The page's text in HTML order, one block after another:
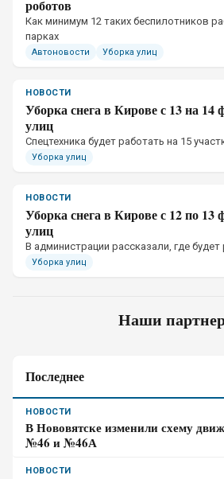
роботов
Как минимум 12 таких беспилотников
парках
Автоновости Уборка улиц
НОВОСТИ
Уборка снега в Кирове с 13 на 14
улиц
Спецтехника будет работать на 15
Уборка улиц
НОВОСТИ
Уборка снега в Кирове с 12 по 13
улиц
В администрации рассказали, где будет
Уборка улиц
Наши
Последнее
НОВОСТИ
В Нововятске изменили схему
№46 и №46А
НОВОСТИ